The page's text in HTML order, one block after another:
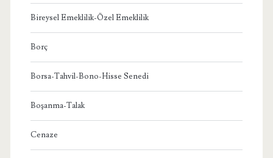
Bireysel Emeklilik-Özel Emeklilik
Borç
Borsa-Tahvil-Bono-Hisse Senedi
Boşanma-Talak
Cenaze